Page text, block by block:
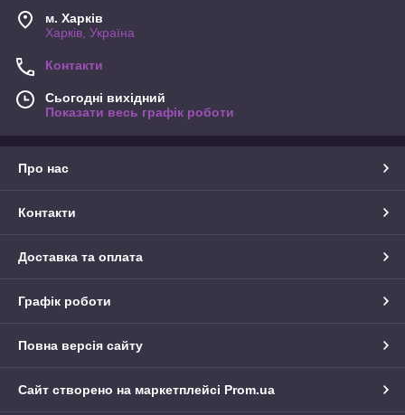
м. Харків
Харків, Україна
Контакти
Сьогодні вихідний
Показати весь графік роботи
Про нас
Контакти
Доставка та оплата
Графік роботи
Повна версія сайту
Сайт створено на маркетплейсі Prom.ua